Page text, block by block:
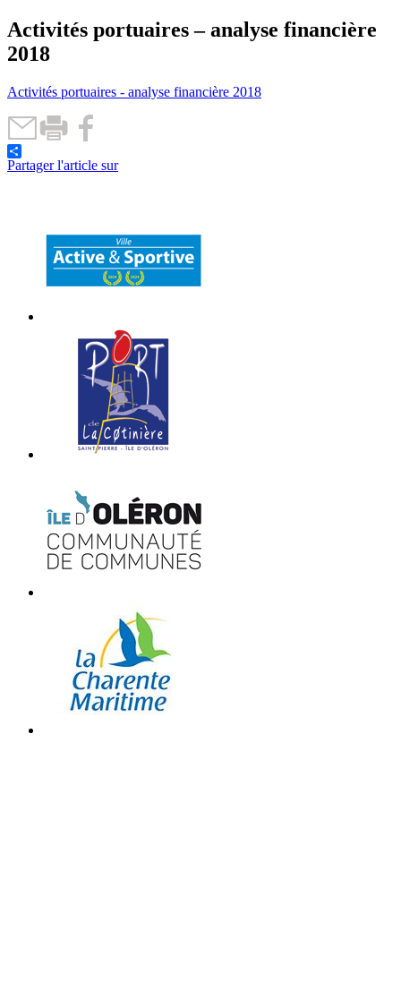
Activités portuaires – analyse financière
2018
Activités portuaires - analyse financière 2018
Partager l'article sur